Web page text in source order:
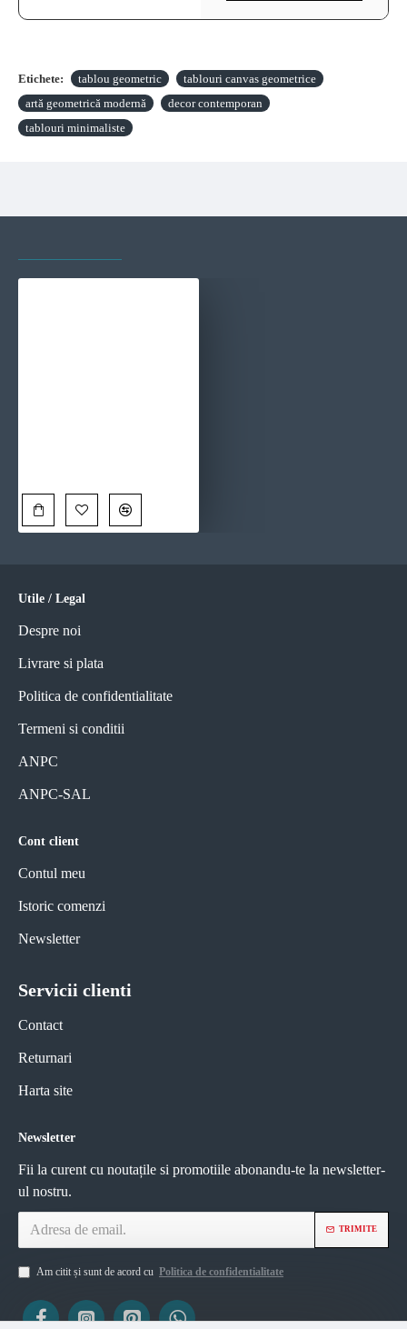
Etichete: tablou geometric
tablouri canvas geometrice
artă geometrică modernă
decor contemporan
tablouri minimaliste
Utile / Legal
Despre noi
Livrare si plata
Politica de confidentialitate
Termeni si conditii
ANPC
ANPC-SAL
Cont client
Contul meu
Istoric comenzi
Newsletter
Servicii clienti
Contact
Returnari
Harta site
Newsletter
Fii la curent cu noutațile si promotiile abonandu-te la newsletter-
ul nostru.
TRIMITE
Am citit și sunt de acord cu Politica de confidentialitate